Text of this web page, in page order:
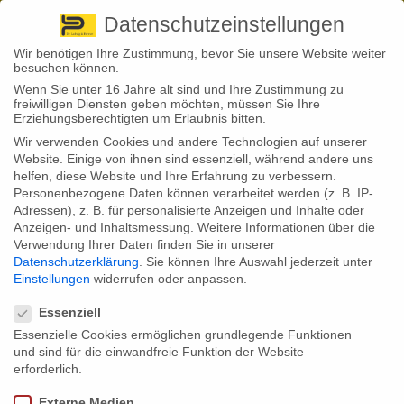
+ 49 3501 528571 |
Back to News
07
Aug.
Stephan Fröhlich
Das neue Schuljahr startet! Und viele ABC-Schützen strömen in die
Klassenzimmer, um das Einmaleins, Rechnen und Schreiben zu
erlangen. Für die Eltern ist das leider auch ein Anlass, über den
Für viele Kinder im Alter von 6 bis 7 Jahren beginnt nun der Ernst des
Lebens: Sie haben ihre Zuckertüten erhalten und werden schon bald
erstmals im Unterricht sitzen. Doch auf dem Weg in die Schule lauern
Gefahren, wie die Unfallstatistik zeigt. Mehr als 110.000 Schüler
Deutschen Unfallversicherung (DGUV). Und auch in der Schule
Datenschutzeinstellungen
Wir benötigen Ihre Zustimmung, bevor Sie unsere Website weiter
besuchen können.
Wenn Sie unter 16 Jahre alt sind und Ihre Zustimmung zu
freiwilligen Diensten geben möchten, müssen Sie Ihre
Erziehungsberechtigten um Erlaubnis bitten.
Wir verwenden Cookies und andere Technologien auf unserer
Website. Einige von ihnen sind essenziell, während andere uns
helfen, diese Website und Ihre Erfahrung zu verbessern.
Personenbezogene Daten können verarbeitet werden (z. B. IP-
Adressen), z. B. für personalisierte Anzeigen und Inhalte oder
Anzeigen- und Inhaltsmessung. Weitere Informationen über die
Verwendung Ihrer Daten finden Sie in unserer
Datenschutzerklärung
Sie können Ihre Auswahl jederzeit unter
Einstellungen widerrufen oder anpassen.
Essenziell
Essenzielle Cookies ermöglichen grundlegende Funktionen
und sind für die einwandfreie Funktion der Website
erforderlich.